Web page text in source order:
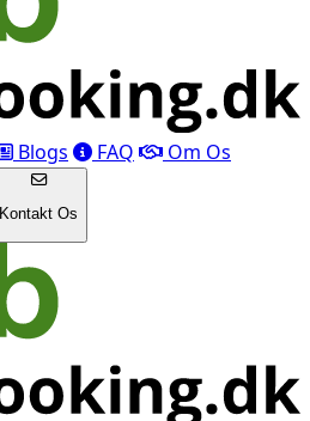
Blogs FAQ Om Os
Kontakt Os